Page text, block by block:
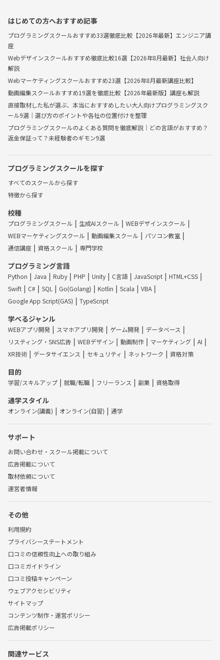
はじめての方へおすすめ記事
プログラミングスクールおすすめ33選徹底比較【2026年最新】エンジニア講
座
Webデザインスクールおすすめ徹底比較16選【2026年8月最新】社会人向け
解説
Webマーケティングスクールおすすめ23選【2026年8月最新講座比較】
動画編集スクールおすすめ19選を徹底比較【2026年最新版】講座も解説
直接取材した私が選ぶ、本当におすすめしたい大人向けプログラミングスク
ール9選｜選び方のポイントや各社の位置付けを整理
プログラミングスクールのよくある質問を徹底解説｜どの言語がおすすめ？
返金保証って？未経験者のギモン9選
プログラミングスクールを探す
すべてのスクールから探す
特徴から探す
校種
プログラミングスクール 生成AIスクール
WEBデザインスクール
WEBマーケティングスクール
動画編集スクール
パソコン教室
通信講座
資格スクール 専門学校
プログラミング言語
Python Java Ruby PHP Unity C言語 JavaScript
HTML+CSS
Swift
C# SQL Go(Golang) Kotlin Scala
VBA
Google App Script(GAS)
TypeScript
学べるジャンル
WEBアプリ開発 スマホアプリ開発 ゲーム開発
データベース
リスティング・SNS広告
WEBデザイン 動画制作 マーケティング
AI
XR技術
データサイエンス セキュリティ ネットワーク 資格対策
目的
学習/スキルアップ 就職/転職 フリーランス 副業 資格取得
通学スタイル
オンライン(講義) オンライン(自習) 通学
サポート
お問い合わせ・スクール掲載について
広告掲載について
取材依頼について
運営者情報
その他
利用規約
プライバシーステートメント
口コミの信頼性向上への取り組み
口コミガイドライン
口コミ投稿キャンペーン
ウェブアクセシビリティ
サイトマップ
コンテンツ制作・運営ポリシー
広告掲載ポリシー
関連サービス